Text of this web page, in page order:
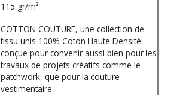
115 gr/m²
COTTON COUTURE, une collection de
tissu unis 100% Coton Haute Densité
conçue pour convenir aussi bien pour les
travaux de projets créatifs comme le
patchwork, que pour la couture
vestimentaire